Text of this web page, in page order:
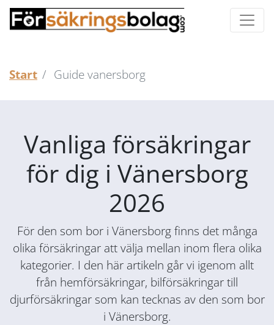
Start Guide vanersborg
Vanliga försäkringar
för dig i Vänersborg
2026
För den som bor i Vänersborg finns det många
olika försäkringar att välja mellan inom flera olika
kategorier. I den här artikeln går vi igenom allt
från hemförsäkringar, bilförsäkringar till
djurförsäkringar som kan tecknas av den som bor
i Vänersborg.